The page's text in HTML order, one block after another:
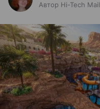
Автор Hi-Tech Mail